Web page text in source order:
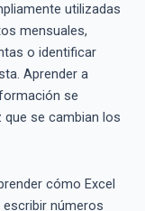
utilizadas
mensuales,
o identificar
Aprender a
se
se cambian los
cómo Excel
escribir números